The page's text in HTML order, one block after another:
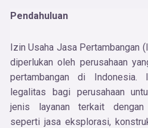
Pendahuluan
Izin Usaha Jasa Pertambangan
diperlukan oleh perusahaan
pertambangan di Indonesia.
legalitas bagi perusahaan
jenis layanan terkait dengan
seperti jasa eksplorasi,